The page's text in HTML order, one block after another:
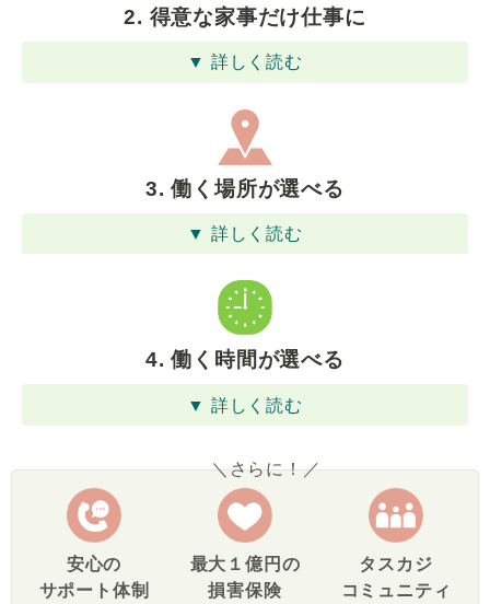
2. 得意な家事だけ仕事に
▼ 詳しく読む
3. 働く場所が選べる
▼ 詳しく読む
4. 働く時間が選べる
▼ 詳しく読む
＼さらに！／
安心の
サポート体制
最大１億円の
損害保険
タスカジ
コミュニティ